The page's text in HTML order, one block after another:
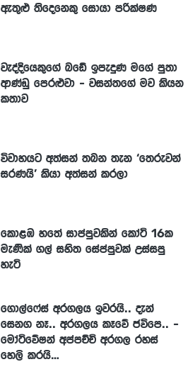
ඇතුළු තිදෙනෙකු සොයා පරික්ෂණ
වැද්දියෙකුගේ බඩේ ඉපැදුණ මගේ පුතා
ආණ්ඩු පෙරළුවා - වසන්තගේ මව කියන
කතාව
විවාහයට අත්සන් තබන තැන ‘තෙරුවන්
සරණයි’ කියා අත්සන් කරලා
කොළඹ හතේ සාප්පුවකින් කෝටි 16ක
මැණික් ගල් සහිත සේප්පුවක් උස්සපු
හැටි
ගොල්ෆේස් අරගලය ඉවරයි.. දැන්
සෙනග නෑ.. අරගලය කෑවේ ජවිපෙ.. -
මෝටිවේෂන් අප්පච්චි අරගල රහස්
හෙලි කරයි…